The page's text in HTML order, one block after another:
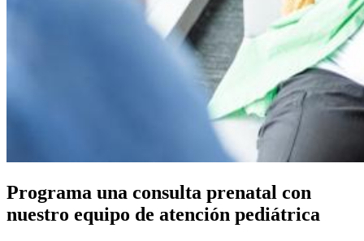
Programa una consulta prenatal con
nuestro equipo de atención pediátrica